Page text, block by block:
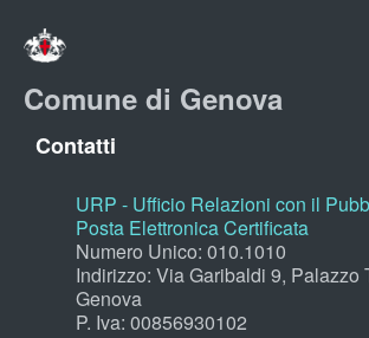
Comune di Genova
Contatti
URP - Ufficio Relazioni con il
Posta Elettronica Certificata
Numero Unico: 010.1010
Indirizzo: Via Garibaldi 9, Palazzo
Genova
P. Iva: 00856930102